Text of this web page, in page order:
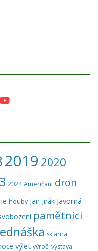
2019 2020
2024 Američani dron
houby Jan Jirák Javorná
pamětníci
sklárna
výlet výročí výstava